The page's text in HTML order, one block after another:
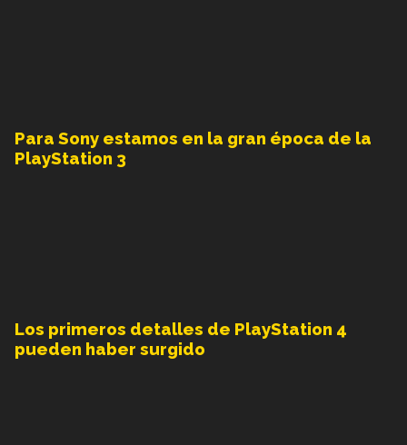
Para Sony estamos en la gran época de la
PlayStation 3
Los primeros detalles de PlayStation 4
pueden haber surgido